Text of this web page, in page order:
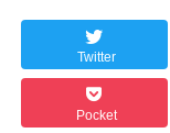
Twitter
Pocket